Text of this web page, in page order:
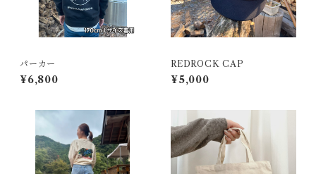
パーカー
¥6,800
REDROCK CAP
¥5,000